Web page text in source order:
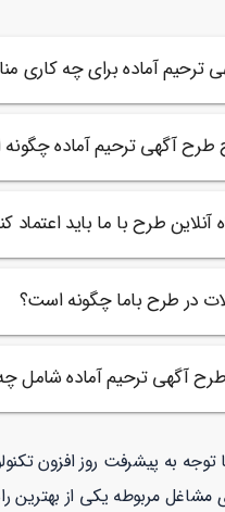
ترحیم آماده برای چه کاری
طرح آگهی ترحیم آماده
آنلاین طرح با ما باید اعتماد
در طرح باما چگونه است؟
طرح آگهی ترحیم آماده
توجه به پیشرفت روز افزون
مشاغل مربوطه یکی از بهترین